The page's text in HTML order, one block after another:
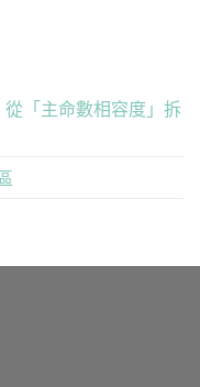
「主命數相容度」拆